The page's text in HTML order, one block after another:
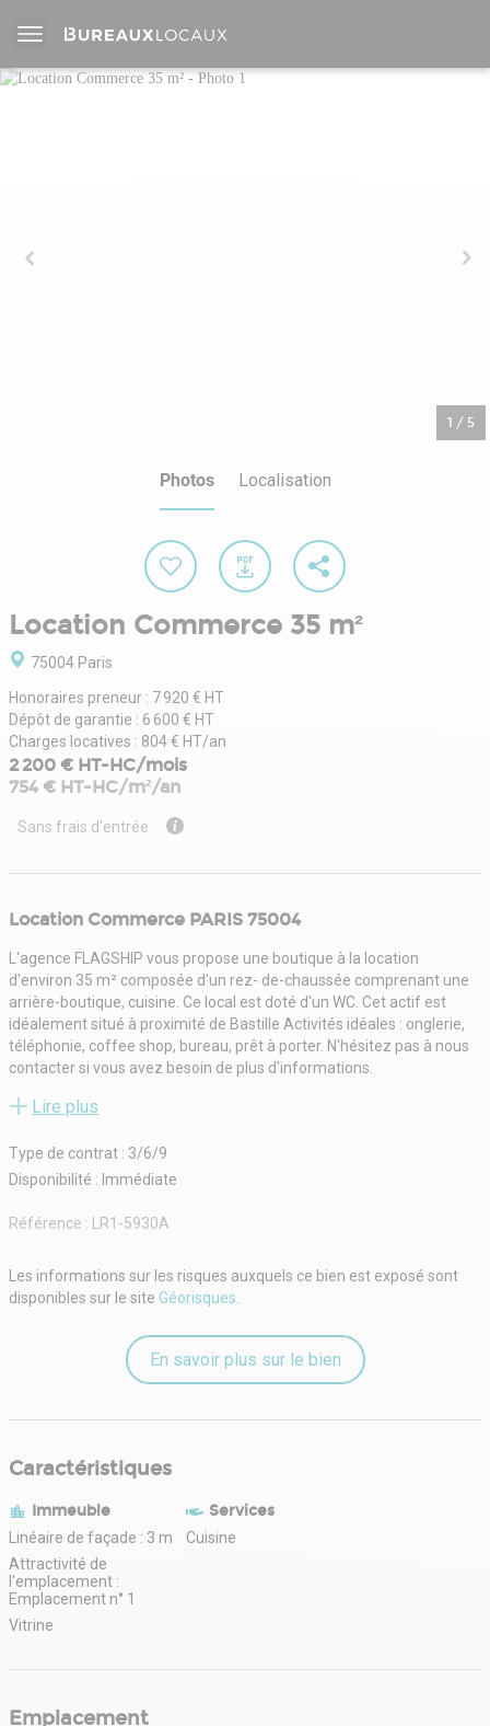
1 / 5
Photos Localisation
Location Commerce 35 m²
75004 Paris
Honoraires preneur : 7 920 € HT
Dépôt de garantie : 6 600 € HT
Charges locatives : 804 € HT/an
2 200 € HT-HC/mois
754 € HT-HC/m²/an
Sans frais d'entrée
Location Commerce PARIS 75004
L'agence FLAGSHIP vous propose une boutique à la location
d'environ 35 m² composée d'un rez- de-chaussée comprenant une
arrière-boutique, cuisine. Ce local est doté d'un WC. Cet actif est
idéalement situé à proximité de Bastille Activités idéales : onglerie,
téléphonie, coffee shop, bureau, prêt à porter. N'hésitez pas à nous
contacter si vous avez besoin de plus d'informations.
www.flagship.fr
Lire plus
Type de contrat : 3/6/9
Disponibilité : Immédiate
Référence : LR1-5930A
Les informations sur les risques auxquels ce bien est exposé sont
disponibles sur le site Géorisques.
En savoir plus sur le bien
Caractéristiques
Immeuble
Linéaire de façade : 3 m
Attractivité de
l'emplacement :
Emplacement n° 1
Vitrine
Services
Cuisine
Emplacement